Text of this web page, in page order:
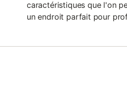
caractéristiques que l'on
un endroit parfait pour